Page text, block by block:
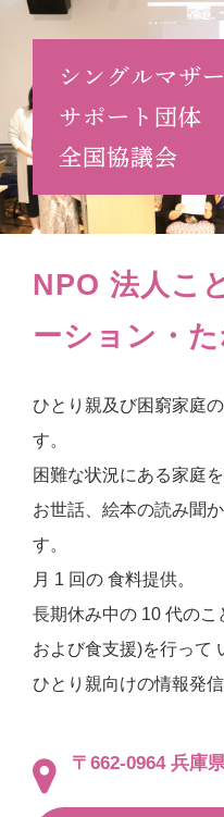
NPO 法人こ
ーション・
ひとり親及び困窮家庭
す。
困難な状況にある家庭
お世話、絵本の読み聞
す。
月 1 回の 食料提供。
長期休み中の 10 代の
および食支援)を行って
ひとり親向けの情報発
〒662-0964 兵庫